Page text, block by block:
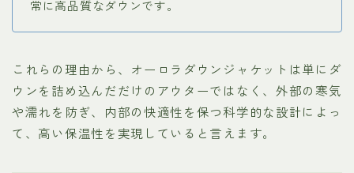
常に高品質なダウンです。
これらの理由から、オーロラダウンジャケットは単にダ
ウンを詰め込んだだけのアウターではなく、外部の寒気
や濡れを防ぎ、内部の快適性を保つ科学的な設計によっ
て、高い保温性を実現していると言えます。